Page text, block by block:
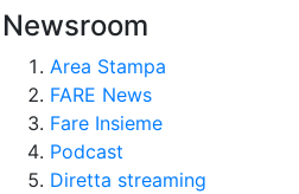
Newsroom
Area Stampa
FARE News
Fare Insieme
Podcast
Diretta streaming